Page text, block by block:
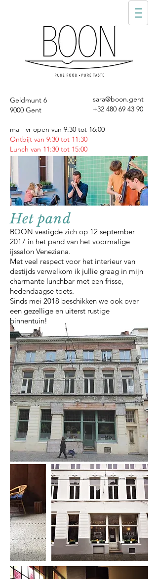
Geldmunt 6
9000 Gent
ma - vr open van 9:30 tot 16:00
Ontbijt van 9:30 tot 11:30
Lunch van 11:30 tot 15:00
sara@boon.gent
+32 480 69 43 90
Het pand
BOON vestigde zich op 12 september
2017 in het pand van het voormalige
ijssalon Veneziana.
Met veel respect voor het interieur van
destijds verwelkom ik jullie graag in mijn
charmante lunchbar met een frisse,
hedendaagse toets.
Sinds mei 2018 beschikken we ook over
een gezellige en uiterst rustige
binnentuin!